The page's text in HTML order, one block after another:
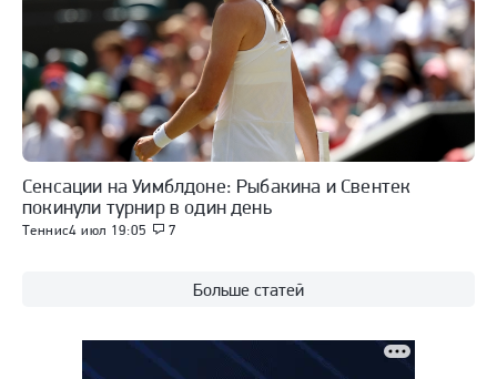
Теннис4 июл 19:05 7
Сенсации на Уимблдоне: Рыбакина и Свентек
покинули турнир в один день
Больше статей